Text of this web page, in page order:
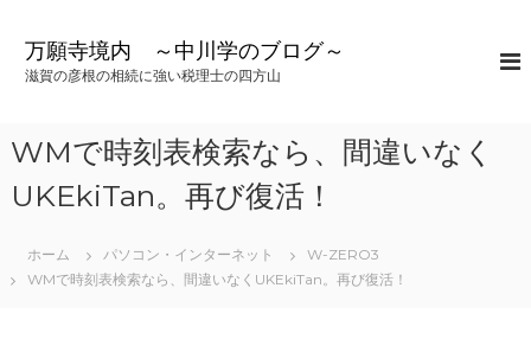
ス
キ
ッ
万願寺境内 ～中川学のブログ～
滋賀の彦根の相続に強い税理士の四方山
WMで時刻表検索なら、間違いなく
UKEkiTan。再び復活！
ホーム パソコン・インターネット
W-ZERO3
WMで時刻表検索なら、間違いなくUKEkiTan。再び復活！